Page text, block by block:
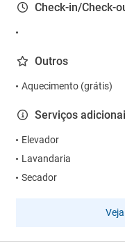
Check-in/Check-
Outros
Aquecimento (grátis)
Serviços
Elevador
Lavandaria
Secador